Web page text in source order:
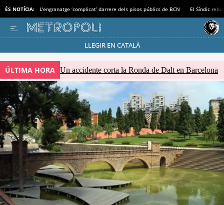
ÉS NOTÍCIA: L'engranatge ‘complicat’ darrere dels pisos públics de BCN El Síndic
LLEGIR EN CATALÀ
Passa’t al mode estalvi
ÚLTIMA HORA Un accidente corta la Ronda de Dalt en Barcelona